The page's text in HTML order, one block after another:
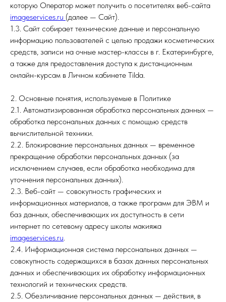
которую Оператор может получить о посетителях веб-сайта
imageservices.ru (далее — Сайт).
1.3. Сайт собирает технические данные и персональную
информацию пользователей с целью продажи косметических
средств, записи на очные мастер-классы в г. Екатеринбурге,
а также для предоставления доступа к дистанционным
онлайн-курсам в Личном кабинете Tilda.
2. Основные понятия, используемые в Политике
2.1. Автоматизированная обработка персональных данных —
обработка персональных данных с помощью средств
вычислительной техники.
2.2. Блокирование персональных данных — временное
прекращение обработки персональных данных (за
исключением случаев, если обработка необходима для
уточнения персональных данных).
2.3. Веб-сайт — совокупность графических и
информационных материалов, а также программ для ЭВМ и
баз данных, обеспечивающих их доступность в сети
интернет по сетевому адресу школы макияжа
imageservices.ru.
2.4. Информационная система персональных данных —
совокупность содержащихся в базах данных персональных
данных и обеспечивающих их обработку информационных
технологий и технических средств.
2.5. Обезличивание персональных данных — действия, в